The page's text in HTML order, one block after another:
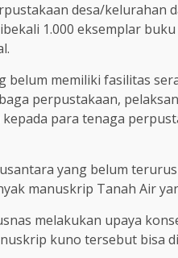
desa/
1.000 eksemplar
belum memiliki fasilitas
perpustakaan,
para tenaga
yang belum
manuskrip Tanah Air
melakukan upaya
kuno tersebut bisa